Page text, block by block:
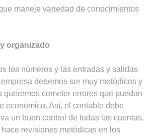
maneje variedad de conocimientos
organizado
los números y las entradas y salidas
debemos ser muy metódicos y
queremos cometer errores que puedan
económico. Así, el contable debe
un buen control de todas las cuentas,
hace revisiones metódicas en los